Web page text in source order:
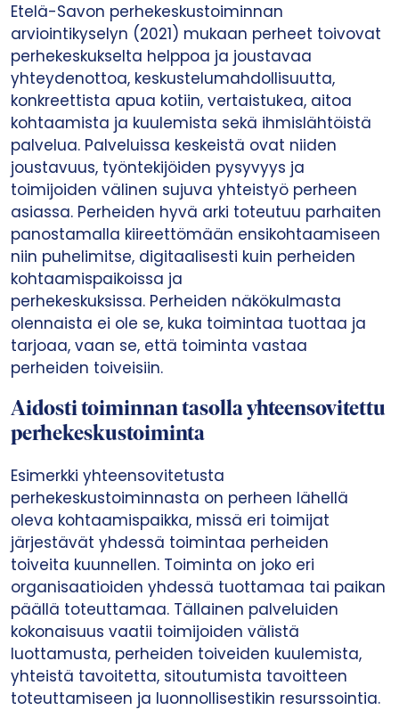
Etelä-Savon perhekeskustoiminnan
arviointikyselyn (2021) mukaan perheet toivovat
perhekeskukselta helppoa ja joustavaa
yhteydenottoa, keskustelumahdollisuutta,
konkreettista apua kotiin, vertaistukea, aitoa
kohtaamista ja kuulemista sekä ihmislähtöistä
palvelua. Palveluissa keskeistä ovat niiden
joustavuus, työntekijöiden pysyvyys ja
toimijoiden välinen sujuva yhteistyö perheen
asiassa. Perheiden hyvä arki toteutuu parhaiten
panostamalla kiireettömään ensikohtaamiseen
niin puhelimitse, digitaalisesti kuin perheiden
kohtaamispaikoissa ja
perhekeskuksissa. Perheiden näkökulmasta
olennaista ei ole se, kuka toimintaa tuottaa ja
tarjoaa, vaan se, että toiminta vastaa
perheiden toiveisiin.
Aidosti toiminnan tasolla yhteensovitettu
perhekeskustoiminta
Esimerkki yhteensovitetusta
perhekeskustoiminnasta on perheen lähellä
oleva kohtaamispaikka, missä eri toimijat
järjestävät yhdessä toimintaa perheiden
toiveita kuunnellen. Toiminta on joko eri
organisaatioiden yhdessä tuottamaa tai paikan
päällä toteuttamaa. Tällainen palveluiden
kokonaisuus vaatii toimijoiden välistä
luottamusta, perheiden toiveiden kuulemista,
yhteistä tavoitetta, sitoutumista tavoitteen
toteuttamiseen ja luonnollisestikin resurssointia.